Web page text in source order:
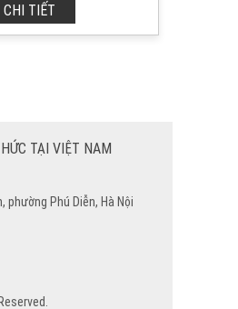
CHI TIẾT
TẠI VIỆT NAM
Phú Diễn, Hà Nội